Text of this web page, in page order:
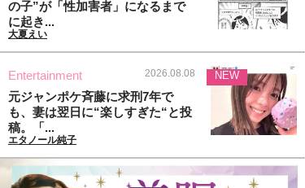
の子”が「性加害者」になるまで
に起き...
大夏えい
Entertainment 2026.08.08
元ジャンポケ斉藤に求刑7年で
も、妻は翌日に“楽しすぎた“と投
稿。「...
エタノール純子
NEW